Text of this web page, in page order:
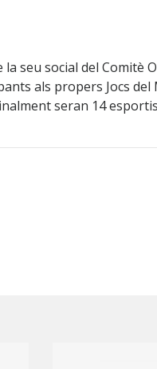
seu social del Comitè
als propers Jocs
seran 14